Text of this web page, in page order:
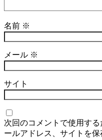
名前 ※
メール ※
サイト
次回のコメントで使用す
ールアドレス、サイトを保